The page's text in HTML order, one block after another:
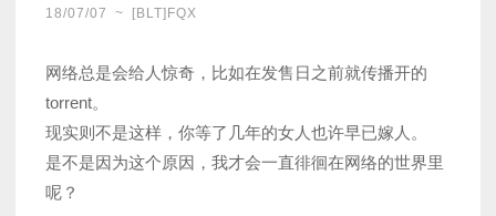
18/07/07 ~ [BLT]FQX
网络总是会给人惊奇，比如在发售日之前就传播开的
torrent。
现实则不是这样，你等了几年的女人也许早已嫁人。
是不是因为这个原因，我才会一直徘徊在网络的世界里
呢？